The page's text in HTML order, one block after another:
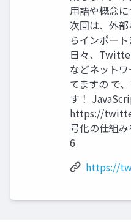
⽤語や概念に
次回は、外
らインポー
⽇々、
などネット
てますの で
す！
https://
号化の仕組
6
https://